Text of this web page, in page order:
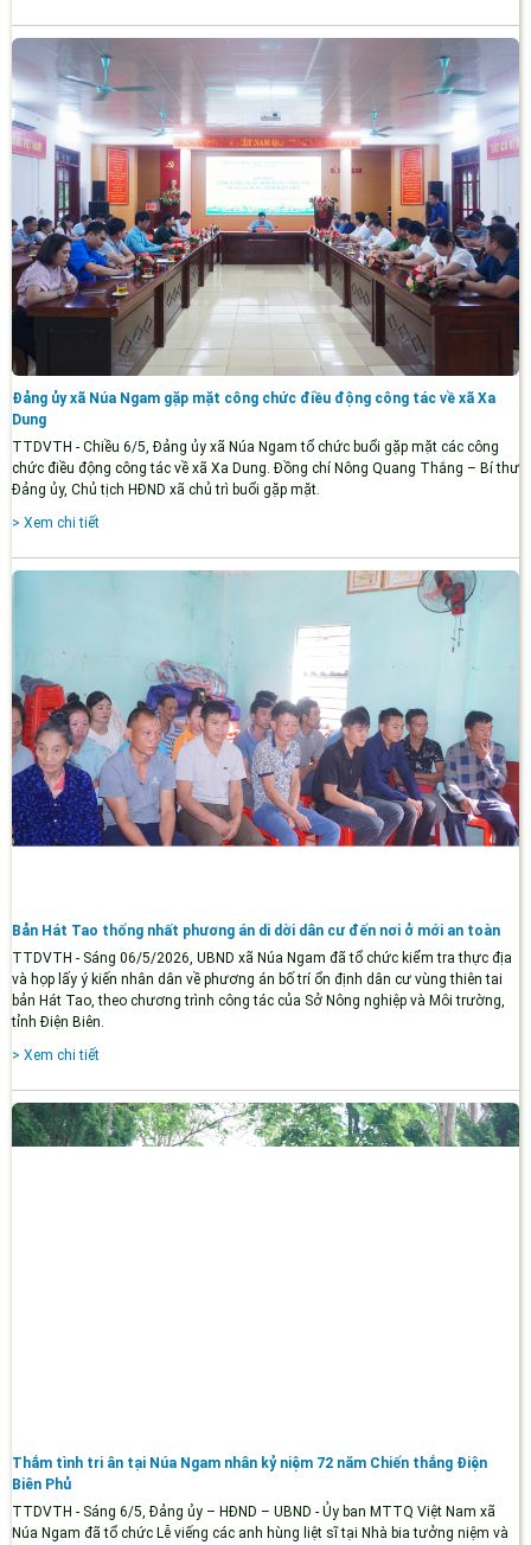
Đảng ủy xã Núa Ngam gặp mặt công chức điều động công tác về xã Xa
Dung
TTDVTH - Chiều 6/5, Đảng ủy xã Núa Ngam tổ chức buổi gặp mặt các công
chức điều động công tác về xã Xa Dung. Đồng chí Nông Quang Thắng – Bí thư
Đảng ủy, Chủ tịch HĐND xã chủ trì buổi gặp mặt.
> Xem chi tiết
Bản Hát Tao thống nhất phương án di dời dân cư đến nơi ở mới an toàn
TTDVTH - Sáng 06/5/2026, UBND xã Núa Ngam đã tổ chức kiểm tra thực địa
và họp lấy ý kiến nhân dân về phương án bố trí ổn định dân cư vùng thiên tai
bản Hát Tao, theo chương trình công tác của Sở Nông nghiệp và Môi trường,
tỉnh Điện Biên.
> Xem chi tiết
Thắm tình tri ân tại Núa Ngam nhân kỷ niệm 72 năm Chiến thắng Điện
Biên Phủ
TTDVTH - Sáng 6/5, Đảng ủy – HĐND – UBND - Ủy ban MTTQ Việt Nam xã
Núa Ngam đã tổ chức Lễ viếng các anh hùng liệt sĩ tại Nhà bia tưởng niệm và